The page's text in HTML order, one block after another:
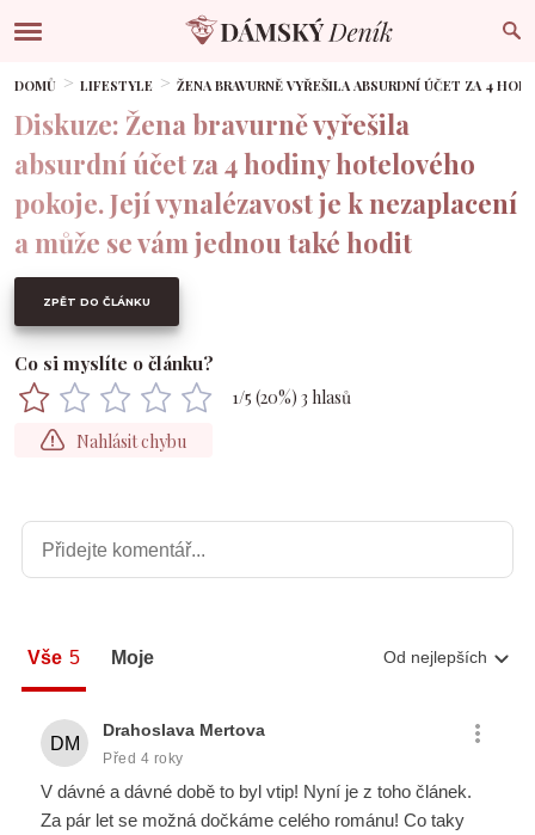
DOMŮ LIFESTYLE ŽENA BRAVURNĚ VYŘEŠILA ABSURDNÍ ÚČET ZA 4
Diskuze: Žena bravurně vyřešila
absurdní účet za 4 hodiny hotelového
pokoje. Její vynalézavost je k nezaplacení
a může se vám jednou také hodit
ZPĚT DO ČLÁNKU
Co si myslíte o článku?
1/5 (20%) 3 hlasů
Nahlásit chybu